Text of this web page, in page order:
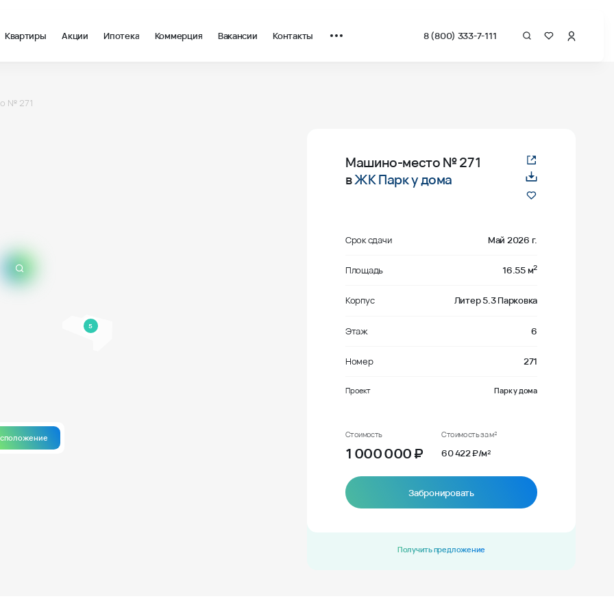
Квартиры Акции Ипотека Коммерция Вакансии Контакты 8 (800) 333-7-111
№ 271
5
Машино-место№ 271
вЖК Парк у дома
Срок сдачи Май 2026 г.
Площадь 16.55 м2
Корпус Литер 5.3 Парковка
Этаж 6
Номер 271
Проект Парк у дома
Стоимость
1 000 000₽
Стоимость за м²
60 422 ₽/м²
Забронировать
Получить предложение